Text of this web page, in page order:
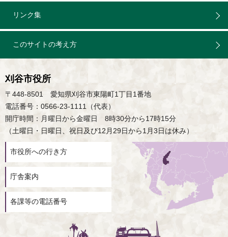
リンク集
このサイトの考え方
刈谷市役所
〒448-8501 愛知県刈谷市東陽町1丁目1番地
電話番号：0566-23-1111（代表）
開庁時間：月曜日から金曜日 8時30分から17時15分
（土曜日・日曜日、祝日及び12月29日から1月3日は休み）
市役所への行き方
庁舎案内
各課等の電話番号